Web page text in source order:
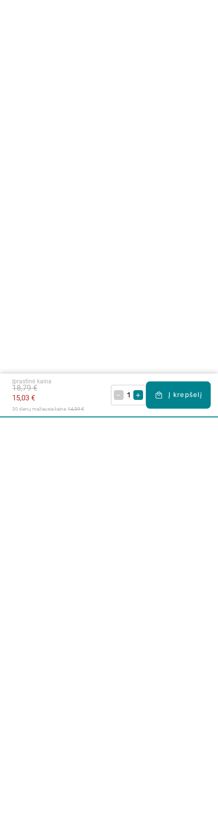
Įprastinė kaina
15,03 €
18,79 €
30 dienų mažiausia kaina: 14,09 €
– + Į krepšelį